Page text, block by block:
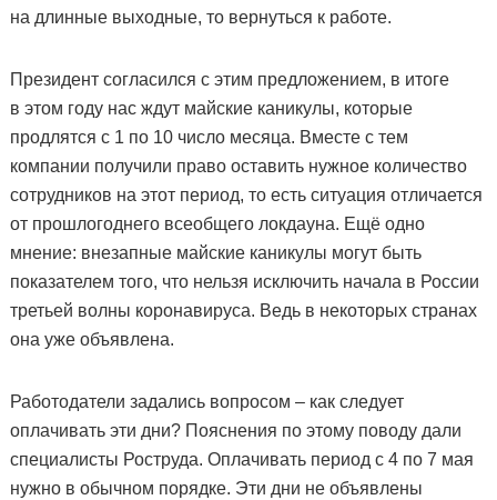
на длинные выходные, то вернуться к работе.
Президент согласился с этим предложением, в итоге
в этом году нас ждут майские каникулы, которые
продлятся с 1 по 10 число месяца. Вместе с тем
компании получили право оставить нужное количество
сотрудников на этот период, то есть ситуация отличается
от прошлогоднего всеобщего локдауна. Ещё одно
мнение: внезапные майские каникулы могут быть
показателем того, что нельзя исключить начала в России
третьей волны коронавируса. Ведь в некоторых странах
она уже объявлена.
Работодатели задались вопросом – как следует
оплачивать эти дни? Пояснения по этому поводу дали
специалисты Роструда. Оплачивать период с 4 по 7 мая
нужно в обычном порядке. Эти дни не объявлены